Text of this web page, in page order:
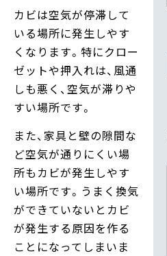
カビは空気が停滞して
いる場所に発生しやす
くなります。特にクロー
ゼットや押入れは、風通
しも悪く、空気が滞りや
すい場所です。
また、家具と壁の隙間な
ど空気が通りにくい場
所もカビが発生しやす
い場所です。うまく換気
ができていないとカビ
が発生する原因を作る
ことになってしまいま